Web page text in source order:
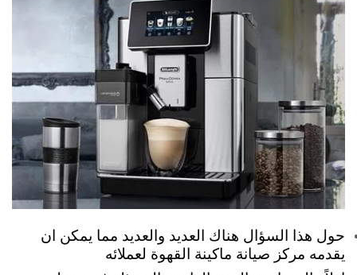
حول هذا السؤال هناك العديد والعديد مما يمكن ان
يقدمه مركز صيانة ماكينة القهوة لعملائه